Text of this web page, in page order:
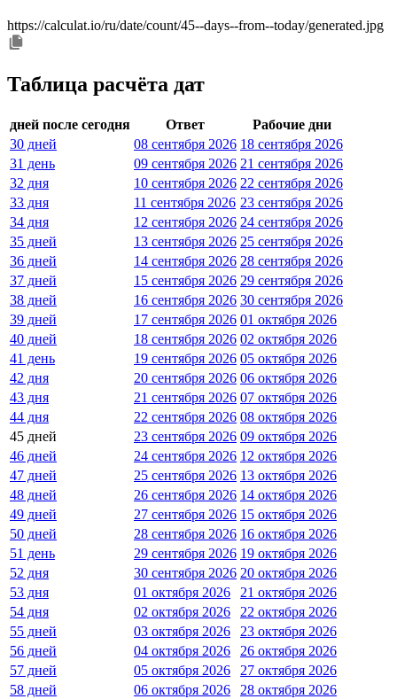
https://calculat.io/ru/date/count/45--days--from--today/generated.jpg
Таблица расчёта дат
дней после сегодня Ответ
Рабочие дни
30 дней
08 сентября 2026 18 сентября 2026
31 день
09 сентября 2026 21 сентября 2026
32 дня
10 сентября 2026 22 сентября 2026
33 дня
11 сентября 2026 23 сентября 2026
34 дня
12 сентября 2026 24 сентября 2026
35 дней
13 сентября 2026 25 сентября 2026
36 дней
14 сентября 2026 28 сентября 2026
37 дней
15 сентября 2026 29 сентября 2026
38 дней
16 сентября 2026 30 сентября 2026
39 дней
17 сентября 2026 01 октября 2026
40 дней
18 сентября 2026 02 октября 2026
41 день
19 сентября 2026 05 октября 2026
42 дня
20 сентября 2026 06 октября 2026
43 дня
21 сентября 2026 07 октября 2026
44 дня
22 сентября 2026 08 октября 2026
45 дней
23 сентября 2026 09 октября 2026
46 дней
24 сентября 2026 12 октября 2026
47 дней
25 сентября 2026 13 октября 2026
48 дней
26 сентября 2026 14 октября 2026
49 дней
27 сентября 2026 15 октября 2026
50 дней
28 сентября 2026 16 октября 2026
51 день
29 сентября 2026 19 октября 2026
52 дня
30 сентября 2026 20 октября 2026
53 дня
01 октября 2026
21 октября 2026
54 дня
02 октября 2026
22 октября 2026
55 дней
03 октября 2026
23 октября 2026
56 дней
04 октября 2026
26 октября 2026
57 дней
05 октября 2026
27 октября 2026
58 дней
06 октября 2026
28 октября 2026